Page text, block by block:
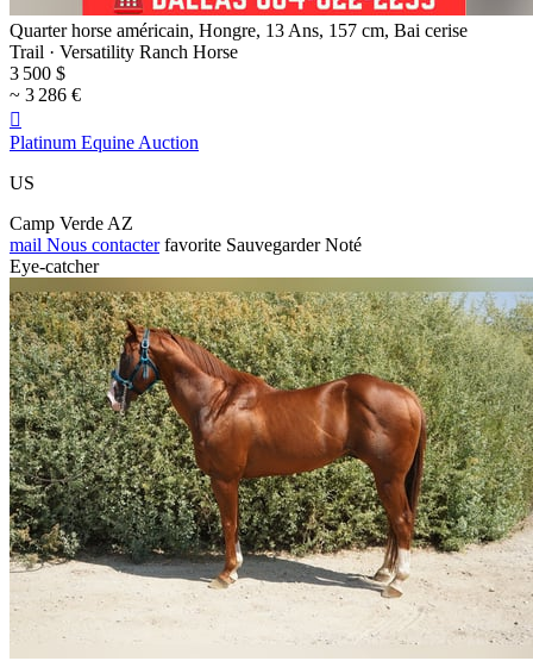
Quarter horse américain, Hongre, 13 Ans, 157 cm, Bai cerise
Trail · Versatility Ranch Horse
3 500 $
~ 3 286 €

Platinum Equine Auction
US
Camp Verde AZ
mail Nous contacter favorite Sauvegarder Noté
Eye-catcher